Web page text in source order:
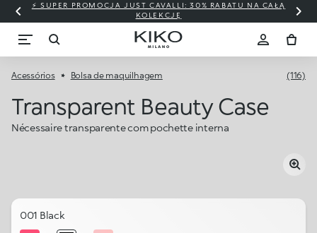
⚡ SUPER PROMOCJA JUST CAVALLI: 30% RABATU NA CAŁĄ
KOLEKCJĘ
Acessórios Bolsa de maquilhagem (116)
Transparent Beauty Case
Nécessaire transparente com pochette interna
001 Black